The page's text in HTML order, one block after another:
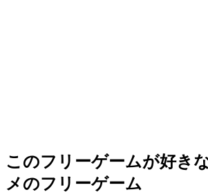
このフリーゲームが好き
メのフリーゲーム